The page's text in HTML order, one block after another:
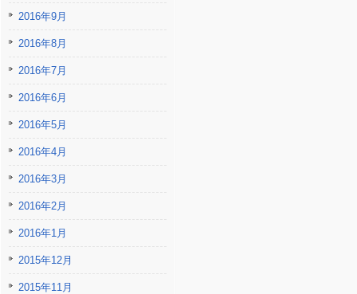
2016年9月
2016年8月
2016年7月
2016年6月
2016年5月
2016年4月
2016年3月
2016年2月
2016年1月
2015年12月
2015年11月